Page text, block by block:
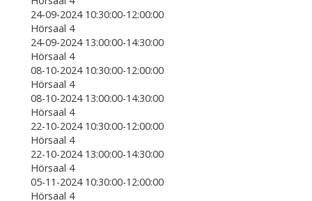
24-09-2024 10:30:00-12:00:00
Hörsaal 4
24-09-2024 13:00:00-14:30:00
Hörsaal 4
08-10-2024 10:30:00-12:00:00
Hörsaal 4
08-10-2024 13:00:00-14:30:00
Hörsaal 4
22-10-2024 10:30:00-12:00:00
Hörsaal 4
22-10-2024 13:00:00-14:30:00
Hörsaal 4
05-11-2024 10:30:00-12:00:00
Hörsaal 4